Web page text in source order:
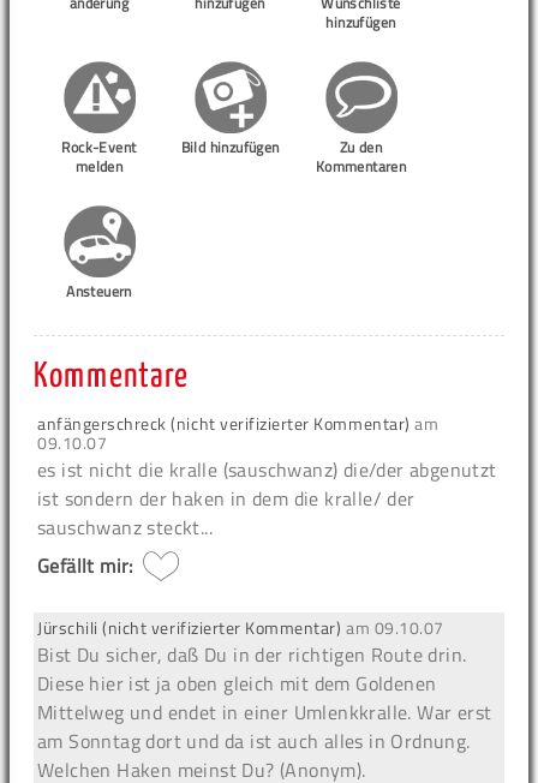
hinzufügen
Rock-Event
melden
Bild hinzufügen
Zu den
Kommentaren
Ansteuern
Kommentare
anfängerschreck (nicht verifizierter Kommentar) am
09.10.07
es ist nicht die kralle (sauschwanz) die/der abgenutzt
ist sondern der haken in dem die kralle/ der
sauschwanz steckt...
Gefällt mir:
Jürschili (nicht verifizierter Kommentar) am 09.10.07
Bist Du sicher, daß Du in der richtigen Route drin.
Diese hier ist ja oben gleich mit dem Goldenen
Mittelweg und endet in einer Umlenkkralle. War erst
am Sonntag dort und da ist auch alles in Ordnung.
Welchen Haken meinst Du? (Anonym).